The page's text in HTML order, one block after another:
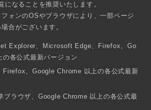
になることを推奨いたします。
ォンのOSやブラウザにより、一部ページ
合がございます。
Explorer、Microsoft Edge、Firefox、Go
各公式最新バージョン
Firefox、Google Chrome 以上の各公式最新
ブラウザ、Google Chrome 以上の各公式最